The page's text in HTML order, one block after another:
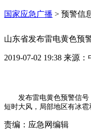
国家应急广播 > 预警信
山东省发布雷电黄色预
2019-07-02 19:38 来源：
发布雷电黄色预警信
短时大风，局部地区有冰
责编： 应急网编辑